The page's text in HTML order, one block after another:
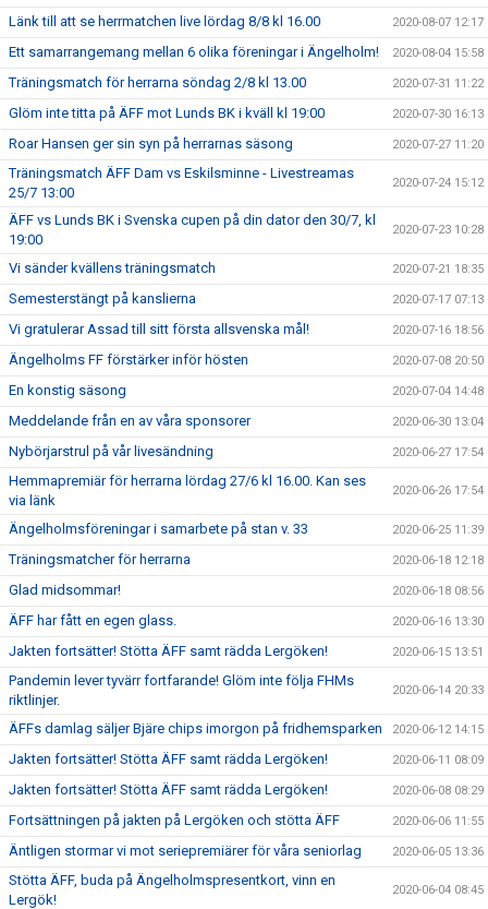
Länk till att se herrmatchen live lördag 8/8 kl 16.00 2020-08-07 12:17
Ett samarrangemang mellan 6 olika föreningar i Ängelholm! 2020-08-04 15:58
Träningsmatch för herrarna söndag 2/8 kl 13.00 2020-07-31 11:22
Glöm inte titta på ÄFF mot Lunds BK i kväll kl 19:00 2020-07-30 16:13
Roar Hansen ger sin syn på herrarnas säsong 2020-07-27 11:20
Träningsmatch ÄFF Dam vs Eskilsminne - Livestreamas
25/7 13:00
2020-07-24 15:12
ÄFF vs Lunds BK i Svenska cupen på din dator den 30/7, kl
19:00
2020-07-23 10:28
Vi sänder kvällens träningsmatch 2020-07-21 18:35
Semesterstängt på kanslierna 2020-07-17 07:13
Vi gratulerar Assad till sitt första allsvenska mål! 2020-07-16 18:56
Ängelholms FF förstärker inför hösten 2020-07-08 20:50
En konstig säsong 2020-07-04 14:48
Meddelande från en av våra sponsorer 2020-06-30 13:04
Nybörjarstrul på vår livesändning 2020-06-27 17:54
Hemmapremiär för herrarna lördag 27/6 kl 16.00. Kan ses
via länk
2020-06-26 17:54
Ängelholmsföreningar i samarbete på stan v. 33 2020-06-25 11:39
Träningsmatcher för herrarna 2020-06-18 12:18
Glad midsommar! 2020-06-18 08:56
ÄFF har fått en egen glass. 2020-06-16 13:30
Jakten fortsätter! Stötta ÄFF samt rädda Lergöken! 2020-06-15 13:51
Pandemin lever tyvärr fortfarande! Glöm inte följa FHMs
riktlinjer.
2020-06-14 20:33
ÄFFs damlag säljer Bjäre chips imorgon på fridhemsparken 2020-06-12 14:15
Jakten fortsätter! Stötta ÄFF samt rädda Lergöken! 2020-06-11 08:09
Jakten fortsätter! Stötta ÄFF samt rädda Lergöken! 2020-06-08 08:29
Fortsättningen på jakten på Lergöken och stötta ÄFF 2020-06-06 11:55
Äntligen stormar vi mot seriepremiärer för våra seniorlag 2020-06-05 13:36
Stötta ÄFF, buda på Ängelholmspresentkort, vinn en
Lergök!
2020-06-04 08:45